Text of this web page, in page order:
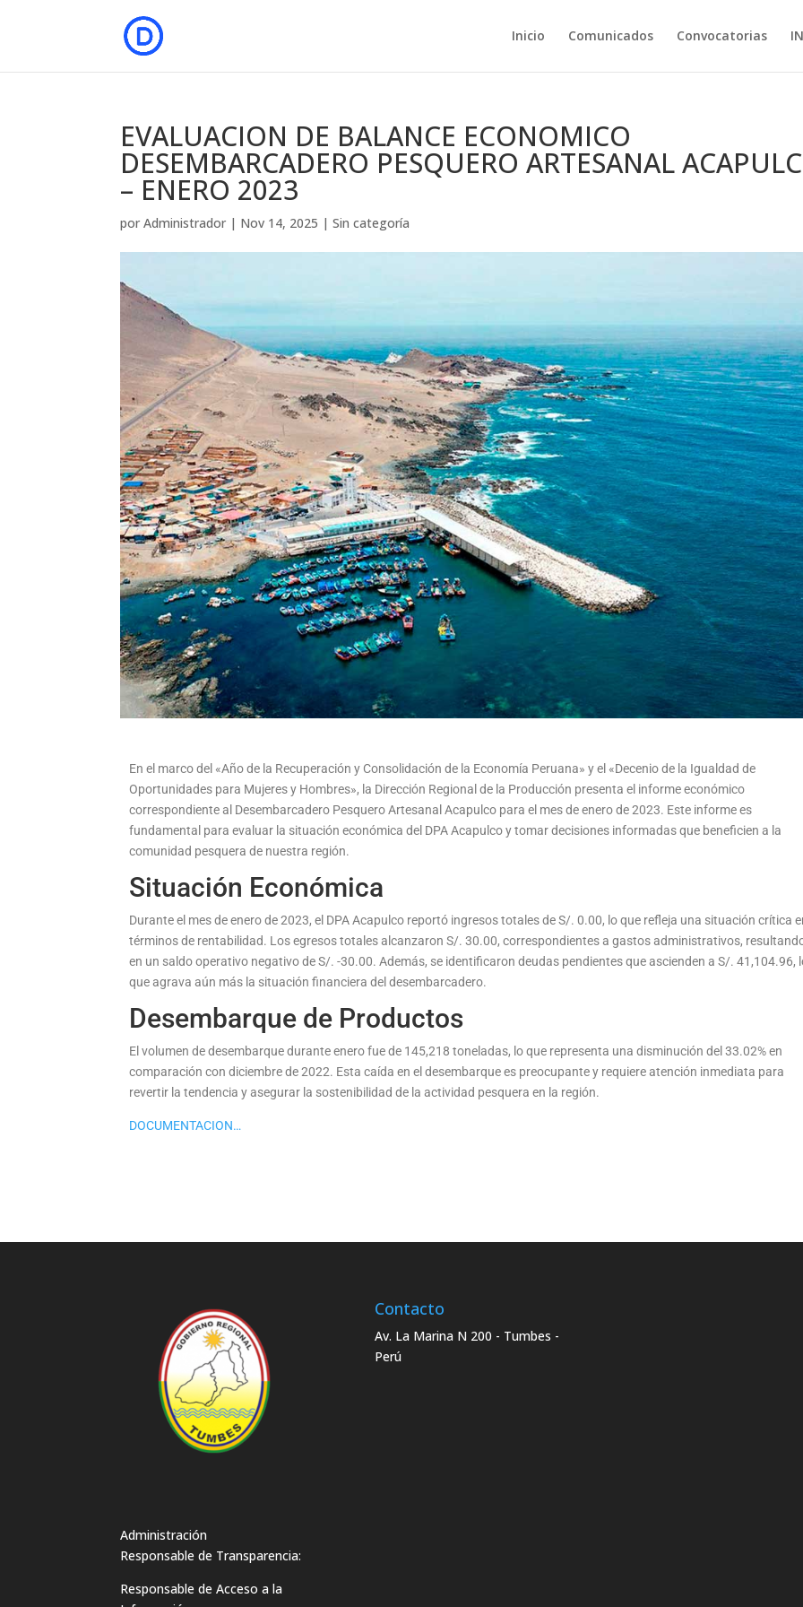
Inicio Comunicados Convocatorias
EVALUACION DE BALANCE ECONOMICO
DESEMBARCADERO PESQUERO ARTESANAL
– ENERO 2023
porAdministrador | Nov 14, 2025 |Sin categoría
En el marco del «Año de la Recuperación y Consolidación de la Economía Peruana» y el «Decenio de la Igualdad de
Oportunidades para Mujeres y Hombres», la Dirección Regional de la Producción presenta el informe económico
correspondiente al Desembarcadero Pesquero Artesanal Acapulco para el mes de enero de 2023. Este informe es
fundamental para evaluar la situación económica del DPA Acapulco y tomar decisiones informadas que beneficien a la
comunidad pesquera de nuestra región.
Situación Económica
Durante el mes de enero de 2023, el DPA Acapulco reportó ingresos totales de S/. 0.00, lo que refleja una situación crítica
términos de rentabilidad. Los egresos totales alcanzaron S/. 30.00, correspondientes a gastos administrativos,
en un saldo operativo negativo de S/. -30.00. Además, se identificaron deudas pendientes que ascienden a S/. 41,104.96,
que agrava aún más la situación financiera del desembarcadero.
Desembarque de Productos
El volumen de desembarque durante enero fue de 145,218 toneladas, lo que representa una disminución del 33.02% en
comparación con diciembre de 2022. Esta caída en el desembarque es preocupante y requiere atención inmediata para
revertir la tendencia y asegurar la sostenibilidad de la actividad pesquera en la región.
DOCUMENTACION…
Administración
Responsable de Transparencia:
Responsable de Acceso a la
Contacto
Av. La Marina N 200 - Tumbes -
Perú